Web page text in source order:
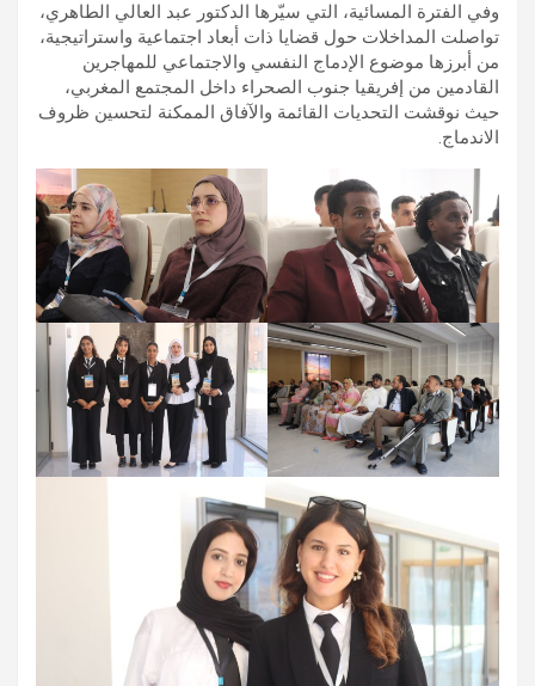
وفي الفترة المسائية، التي سيّرها الدكتور عبد العالي الطاهري،
تواصلت المداخلات حول قضايا ذات أبعاد اجتماعية واستراتيجية،
من أبرزها موضوع الإدماج النفسي والاجتماعي للمهاجرين
القادمين من إفريقيا جنوب الصحراء داخل المجتمع المغربي،
حيث نوقشت التحديات القائمة والآفاق الممكنة لتحسين ظروف
الاندماج.